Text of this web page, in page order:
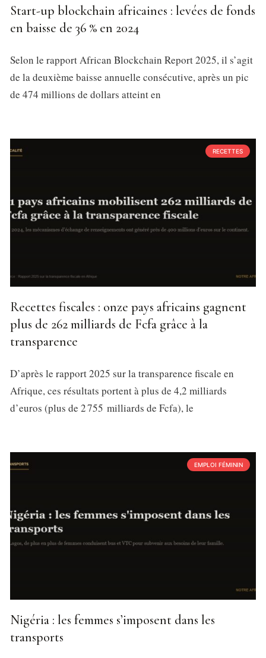
Start-up blockchain africaines : levées de fonds
en baisse de 36 % en 2024
Selon le rapport African Blockchain Report 2025, il s’agit
de la deuxième baisse annuelle consécutive, après un pic
de 474 millions de dollars atteint en
RECETTES
Recettes fiscales : onze pays africains gagnent
plus de 262 milliards de Fcfa grâce à la
transparence
D’après le rapport 2025 sur la transparence fiscale en
Afrique, ces résultats portent à plus de 4,2 milliards
d’euros (plus de 2 755 milliards de Fcfa), le
EMPLOI FÉMININ
Nigéria : les femmes s’imposent dans les
transports